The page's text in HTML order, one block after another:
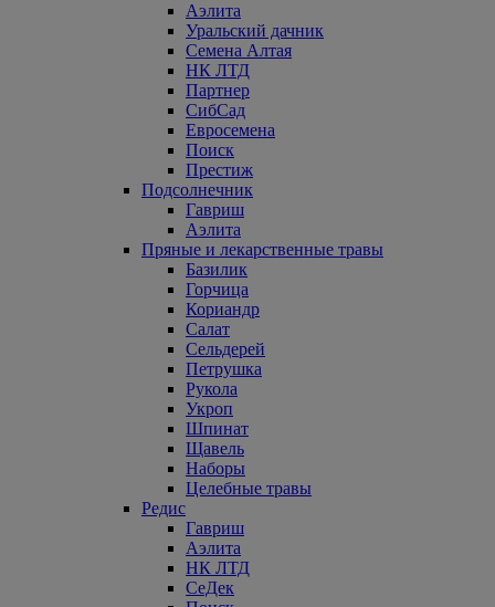
Аэлита
Уральский дачник
Семена Алтая
НК ЛТД
Партнер
СибСад
Евросемена
Поиск
Престиж
Подсолнечник
Гавриш
Аэлита
Пряные и лекарственные травы
Базилик
Горчица
Кориандр
Салат
Сельдерей
Петрушка
Рукола
Укроп
Шпинат
Щавель
Наборы
Целебные травы
Редис
Гавриш
Аэлита
НК ЛТД
СеДек